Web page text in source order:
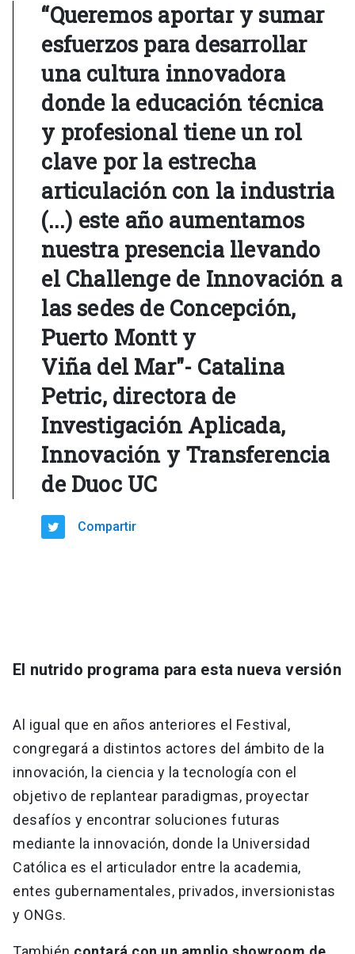
“Queremos aportar y sumar
esfuerzos para desarrollar
una cultura innovadora
donde la educación técnica
y profesional tiene un rol
clave por la estrecha
articulación con la industria
(...) este año aumentamos
nuestra presencia llevando
el Challenge de Innovación a
las sedes de Concepción,
Puerto Montt y
Viña del Mar"- Catalina
Petric, directora de
Investigación Aplicada,
Innovación y Transferencia
de Duoc UC
Compartir
El nutrido programa para esta nueva versión
Al igual que en años anteriores el Festival,
congregará a distintos actores del ámbito de la
innovación, la ciencia y la tecnología con el
objetivo de replantear paradigmas, proyectar
desafíos y encontrar soluciones futuras
mediante la innovación, donde la Universidad
Católica es el articulador entre la academia,
entes gubernamentales, privados, inversionistas
y ONGs.